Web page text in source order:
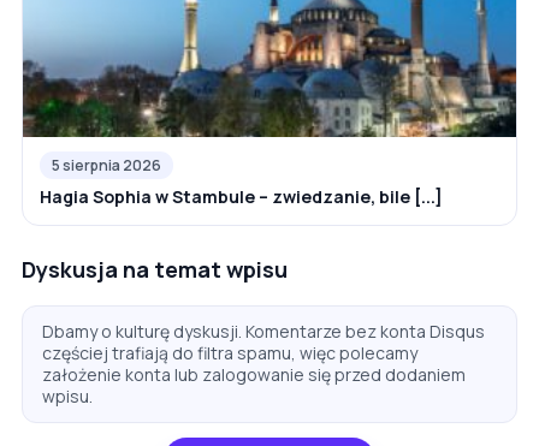
5 sierpnia 2026
Hagia Sophia w Stambule – zwiedzanie, bile [...]
Dyskusja na temat wpisu
Dbamy o kulturę dyskusji. Komentarze bez konta Disqus
częściej trafiają do filtra spamu, więc polecamy
założenie konta lub zalogowanie się przed dodaniem
wpisu.